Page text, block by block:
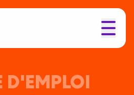
D'EMPLOI